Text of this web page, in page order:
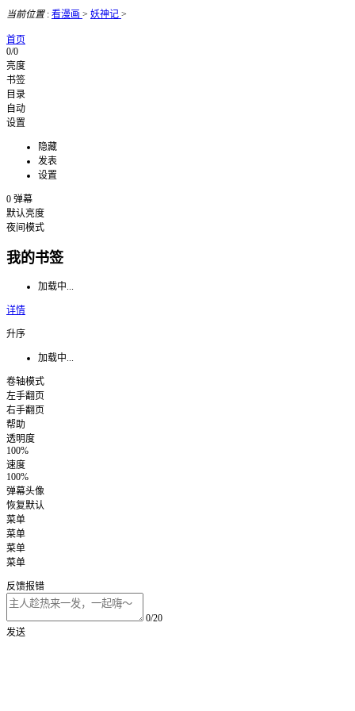
当前位置: 看漫画 > 妖神记 >
首页
0/0
亮度
书签
目录
自动
设置
隐藏
发表
设置
0 弹幕
默认亮度
夜间模式
我的书签
加载中...
详情
升序
加载中...
卷轴模式
左手翻页
右手翻页
帮助
透明度
100%
速度
100%
弹幕头像
恢复默认
菜单
菜单
菜单
菜单
反馈报错
0/20
发送